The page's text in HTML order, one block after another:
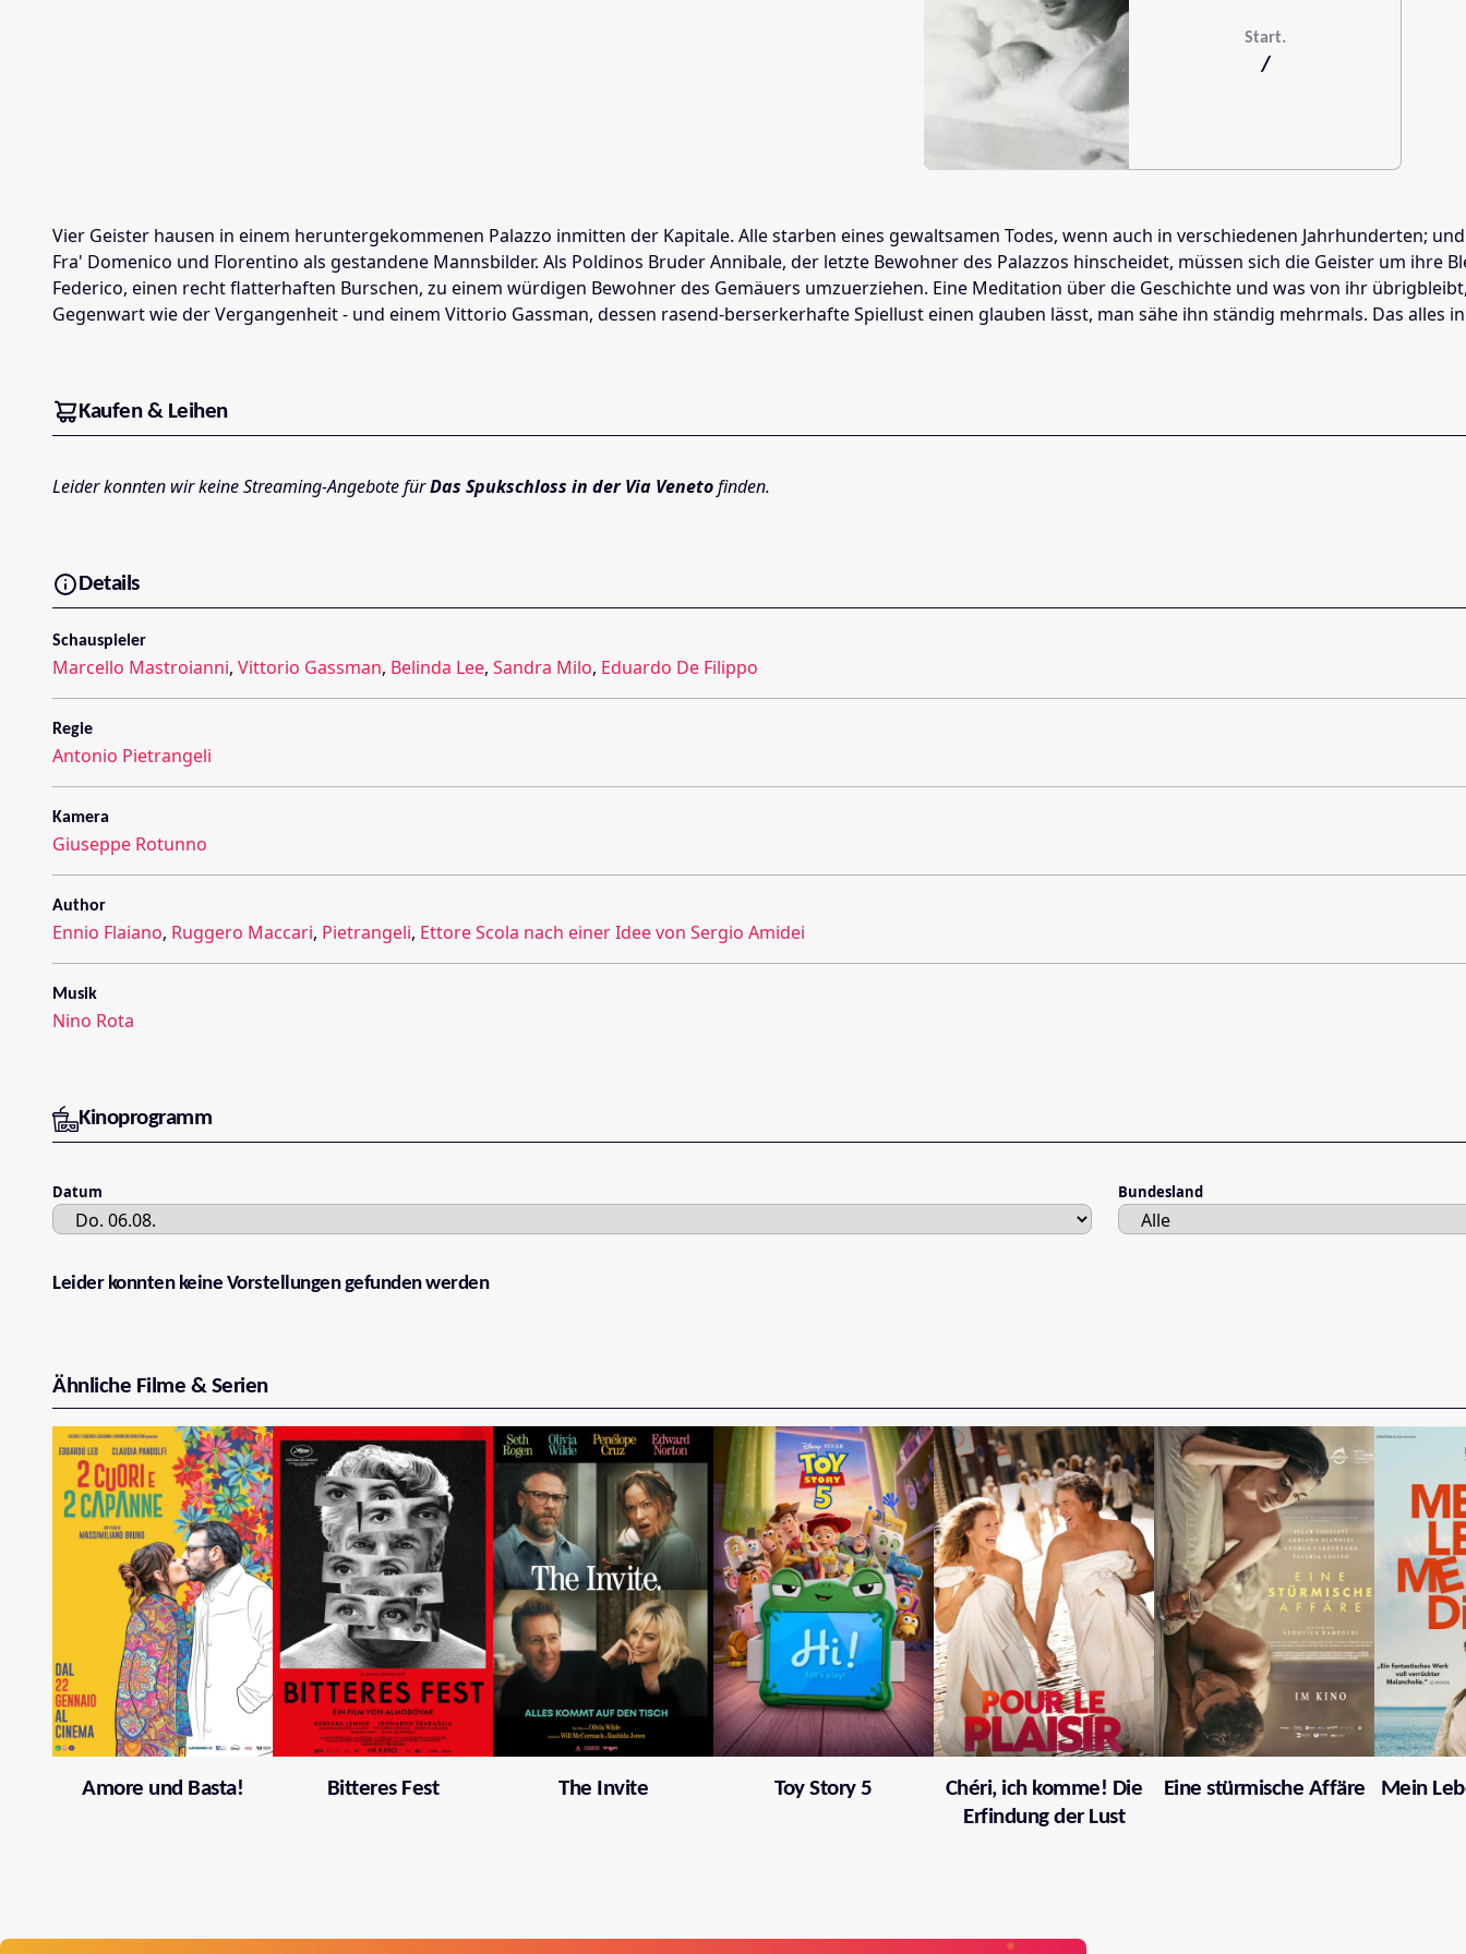
Start.
/
Vier Geister hausen in einem heruntergekommenen Palazzo inmitten der Kapitale. Alle starben eines gewaltsamen Todes, wenn auch in verschiedenen Jahrhunderten;
Fra' Domenico und Florentino als gestandene Mannsbilder. Als ­Poldinos Bruder Annibale, der letzte Bewohner des Palazzos hinscheidet, müssen sich die Geister um
Federico, einen recht flatterhaften Burschen, zu einem würdigen Bewohner des Gemäuers umzuerziehen. Eine Meditation über die Geschichte und was von ihr
Gegenwart wie der Vergangenheit - und ­einem Vittorio Gassman, dessen rasend-berserkerhafte Spiellust ­einen glauben lässt, man sähe ihn ständig mehrmals. Das alles
Kaufen & Leihen
Leider konnten wir keine Streaming-Angebote fürDas Spukschloss in der Via Venetofinden.
Details
Schauspieler
Marcello Mastroianni, Vittorio Gassman, Belinda Lee, Sandra Milo, Eduardo De Filippo
Regie
Antonio Pietrangeli
Kamera
Giuseppe Rotunno
Author
Ennio Flaiano, Ruggero Maccari, Pietrangeli, Ettore Scola nach einer Idee von Sergio Amidei
Musik
Nino Rota
Kinoprogramm
Datum Bundesland
Leider konnten keine Vorstellungen gefunden werden
Ähnliche Filme & Serien
Amore und Basta! Bitteres Fest The Invite Toy Story 5
Chéri, ich komme! Die
Erfindung der Lust
Eine stürmische Affäre Mein